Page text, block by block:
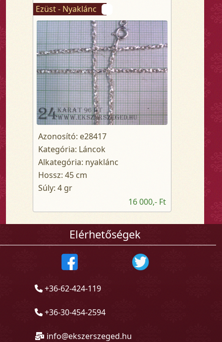
Ezüst - Nyaklánc
Azonosító: e28417
Kategória: Láncok
Alkategória: nyaklánc
Hossz: 45 cm
Súly: 4 gr
16 000,- Ft
Elérhetőségek
+36-62-424-119
+36-30-454-2594
info@ekszerszeged.hu